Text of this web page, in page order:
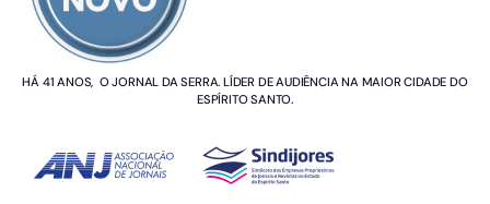
HÁ 41 ANOS, O JORNAL DA SERRA. LÍDER DE AUDIÊNCIA NA MAIOR CIDADE DO
ESPÍRITO SANTO.